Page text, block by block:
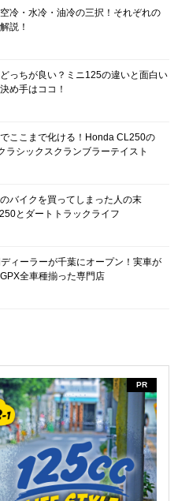
冷・水冷・油冷の三択！それぞれの
説！
っちが良い？ミニ125の違いと面白い
め手はココ！
ここまで化ける！Honda CL250の
ラシックスクランブラーテイスト
バイクを買ってしまった人の末
とダートトラックライフ
ィーラーが千葉にオープン！実車が
全車種揃った専門店
PR